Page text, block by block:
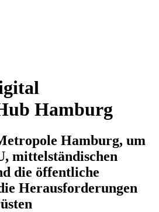
Hamburg
Hamburg, um
mittelständischen
die öffentliche
Herausforderungen